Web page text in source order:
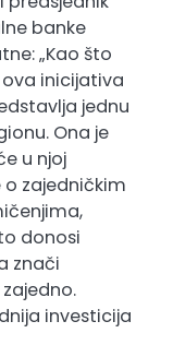
banke
„Kao što
inicijativa
jednu
Ona je
u njoj
o zajedničkim
donosi
znači
investicija